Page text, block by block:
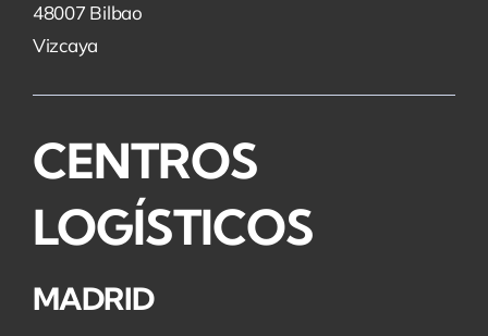
48007 Bilbao
Vizcaya
CENTROS
LOGÍSTICOS
MADRID